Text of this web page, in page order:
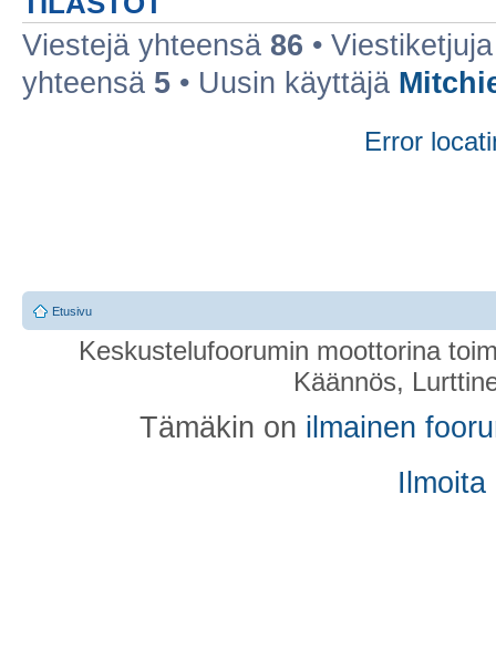
Viestejä yhteensä 86 •
yhteensä 5 • Uusin käyttäjä
Error
Etusivu
Keskustelufoorumin moottorina
Käännös,
Tämäkin on ilmainen